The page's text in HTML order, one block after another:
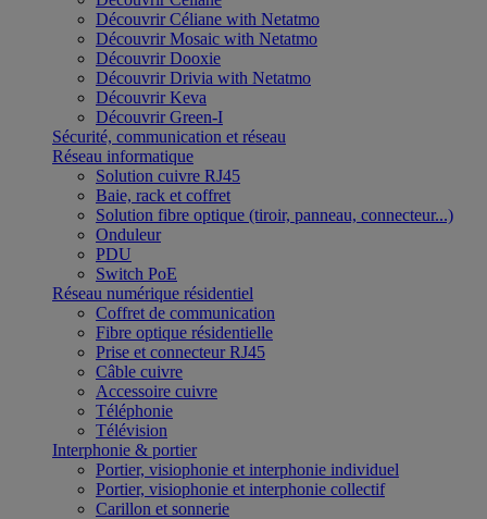
Découvrir Céliane with Netatmo
Découvrir Mosaic with Netatmo
Découvrir Dooxie
Découvrir Drivia with Netatmo
Découvrir Keva
Découvrir Green-I
Sécurité, communication et réseau
Réseau informatique
Solution cuivre RJ45
Baie, rack et coffret
Solution fibre optique (tiroir, panneau, connecteur...)
Onduleur
PDU
Switch PoE
Réseau numérique résidentiel
Coffret de communication
Fibre optique résidentielle
Prise et connecteur RJ45
Câble cuivre
Accessoire cuivre
Téléphonie
Télévision
Interphonie & portier
Portier, visiophonie et interphonie individuel
Portier, visiophonie et interphonie collectif
Carillon et sonnerie